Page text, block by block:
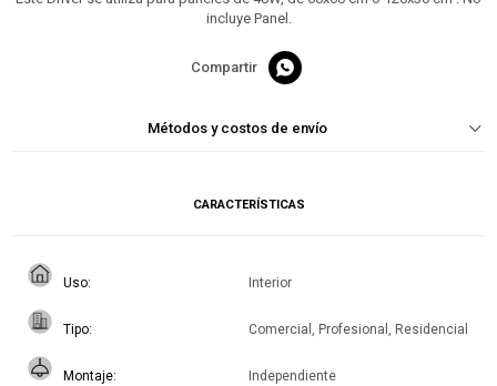
incluye Panel.

Métodos y costos de envío
CARACTERÍSTICAS
Uso Interior
Tipo Comercial, Profesional, Residencial
Montaje Independiente